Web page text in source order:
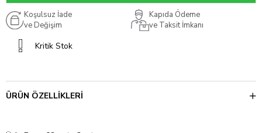
Koşulsuz İade
ve Değişim
Kapıda Ödeme
ve Taksit İmkanı
Kritik Stok
ÜRÜN ÖZELLIKLERI